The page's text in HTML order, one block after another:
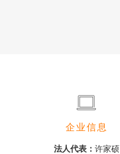
企业信息
法人代表： 许家硕